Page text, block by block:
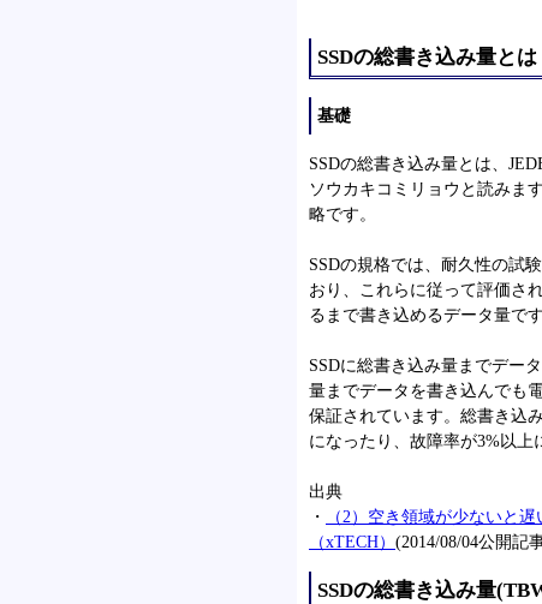
SSDの総書き込み量とは
基礎
SSDの総書き込み量とは、
ソウカキコミリョウと読みま
略です。
SSDの規格では、耐久性の試
おり、これらに従って評価さ
るまで書き込めるデータ量です
SSDに総書き込み量までデー
量までデータを書き込んでも
保証されています。総書き込
になったり、故障率が3%以上
出典
・
（2）空き領域が少ないと
（xTECH） (2014/08/04公開記
SSDの総書き込み量